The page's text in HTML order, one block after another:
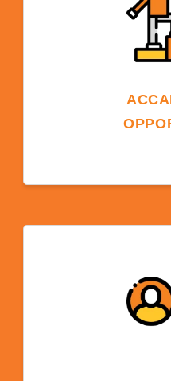
studenti possono
università o
scuole partner di